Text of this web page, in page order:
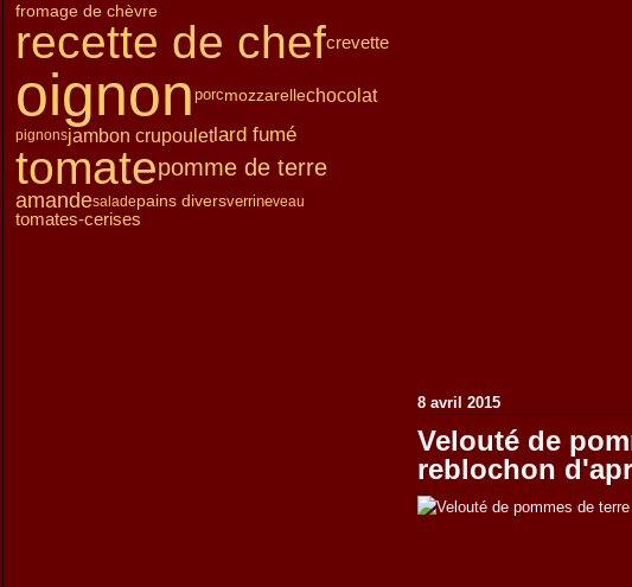
Janvier (13)
Février(12)
Mars(15)
Janvier
(14)
fromage de chèvre
recette de chefcrevette
oignon porcmozzarellechocolat
pignonsjambon crupouletlard fumé
tomatepomme de terre
amandesaladepains diversverrineveau
tomates-cerises
8 avril 2015
Velouté de
reblochon